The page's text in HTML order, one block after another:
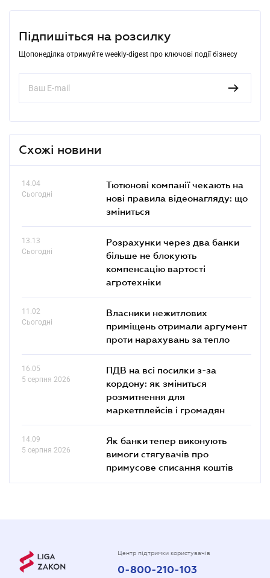
Підпишіться на розсилку
Щопонеділка отримуйте weekly-digest про ключові події бізнесу
Схожі новини
14.04
Сьогодні
Тютюнові компанії чекають на
нові правила відеонагляду: що
зміниться
13.13
Сьогодні
Розрахунки через два банки
більше не блокують
компенсацію вартості
агротехніки
11.02
Сьогодні
Власники нежитлових
приміщень отримали аргумент
проти нарахувань за тепло
16.05
5 серпня 2026
ПДВ на всі посилки з-за
кордону: як зміниться
розмитнення для
маркетплейсів і громадян
14.09
5 серпня 2026
Як банки тепер виконують
вимоги стягувачів про
примусове списання коштів
Центр підтримки користувачів
0-800-210-103